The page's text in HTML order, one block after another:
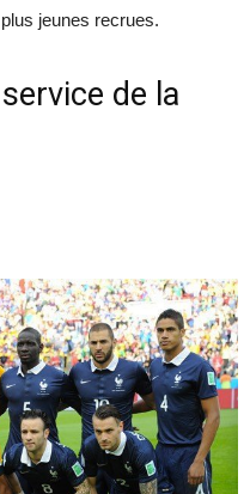
jeunes recrues.
de la